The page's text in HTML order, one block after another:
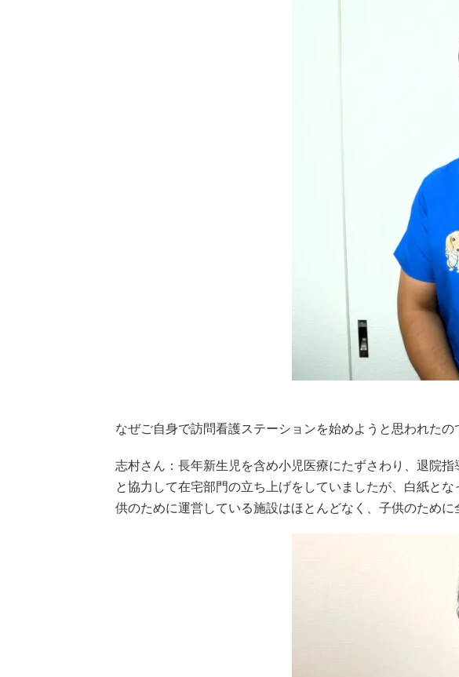
なぜご自身で訪問看護ステーションを始めようと思われたの
志村さん：長年新生児を含め小児医療にたずさわり、退院
と協力して在宅部門の立ち上げをしていましたが、白紙と
供のために運営している施設はほとんどなく、子供のため